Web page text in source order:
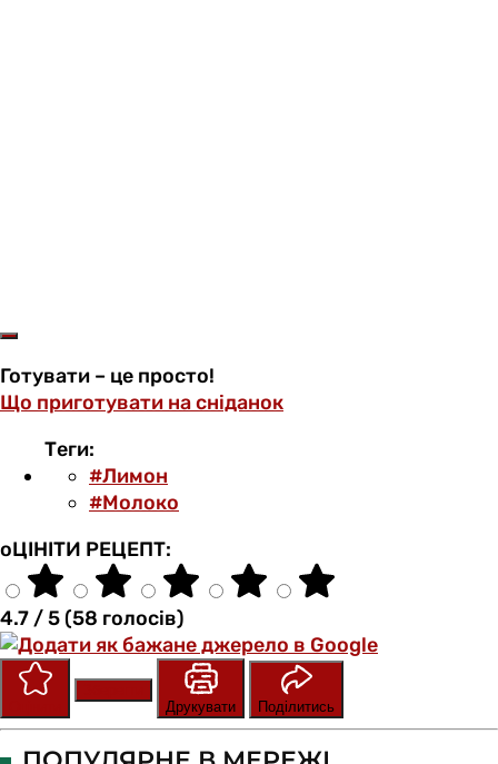
Готувати – це просто!
Що приготувати на сніданок
Теги:
#Лимон
#Молоко
оЦІНІТИ РЕЦЕПТ:
4.7 / 5 (58 голосів)
Друкувати
Поділитись